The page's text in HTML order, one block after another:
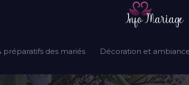
préparatifs des mariés Décoration et